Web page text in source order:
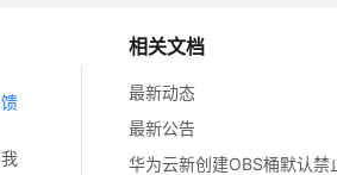
相关文档
最新动态
最新公告